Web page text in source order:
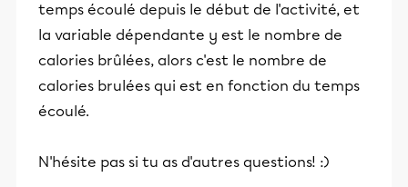
temps écoulé depuis le début de l'activité, et
la variable dépendante y est le nombre de
calories brûlées, alors c'est le nombre de
calories brulées qui est en fonction du temps
écoulé.
N'hésite pas si tu as d'autres questions! :)